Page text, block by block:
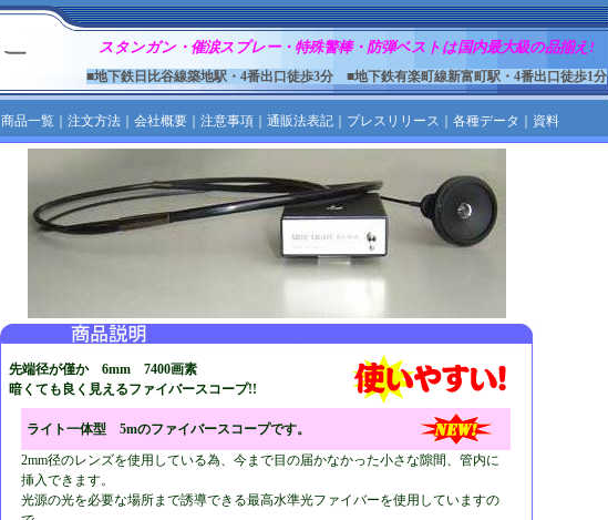
スタンガン・催涙スプレー・特殊警棒・防弾ベストは国内最大級の品揃え!
■地下鉄日比谷線築地駅・4番出口徒歩3分 ■地下鉄有楽町線新富町駅・4番出口徒歩1分
商品一覧｜ 注文方法｜ 会社概要｜ 注意事項｜ 通販法表記｜ プレスリリース 各種データ 資料
先端径が僅か 6mm 7400画素
暗くても良く見えるファイバースコープ!!
ライト一体型 5mのファイバースコープです。
2mm径のレンズを使用している為、今まで目の届かなかった小さな隙間、管内に
挿入できます。
光源の光を必要な場所まで誘導できる最高水準光ファイバーを使用していますの